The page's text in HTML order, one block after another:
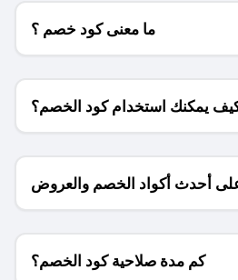
ما معنى كود خصم ؟
يمكنك استخدام كود الخصم؟
أحدث أكواد الخصم والعروض
للمتاجر؟
كم مدة صلاحية كود الخصم؟